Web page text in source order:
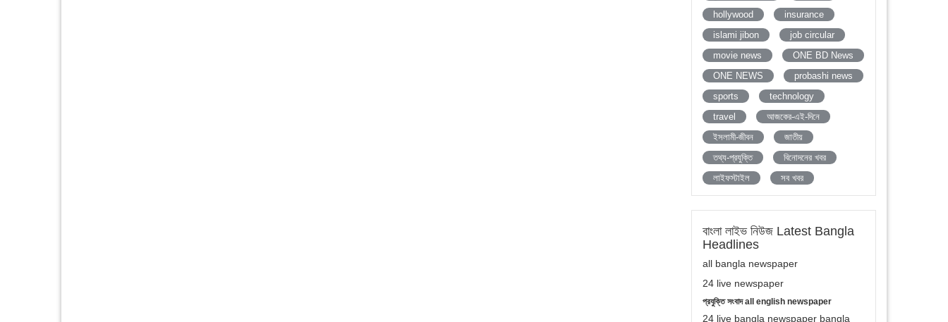
hollywood
insurance
islami jibon
job circular
movie news
ONE BD News
ONE NEWS
probashi news
sports
technology
travel
আজকের-এই-দিনে
ইসলামী-জীবন
জাতীয়
তথ্য-প্রযুক্তি
বিনোদনের খবর
লাইফস্টাইল
সব খবর
বাংলা লাইভ নিউজ Latest Bangla
Headlines
all bangla newspaper
24 live newspaper
প্রযুক্তি সংবাদ all english newspaper
24 live bangla newspaper bangla